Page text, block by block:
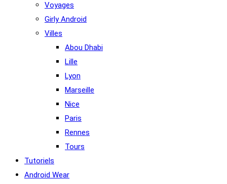
Voyages
Girly Android
Villes
Abou Dhabi
Lille
Lyon
Marseille
Nice
Paris
Rennes
Tours
Tutoriels
Android Wear